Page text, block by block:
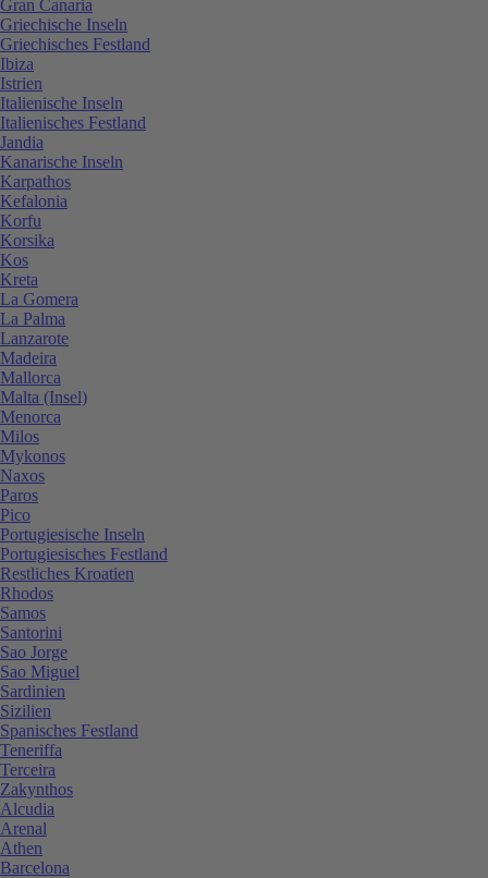
Gran Canaria
Griechische Inseln
Griechisches Festland
Ibiza
Istrien
Italienische Inseln
Italienisches Festland
Jandia
Kanarische Inseln
Karpathos
Kefalonia
Korfu
Korsika
Kos
Kreta
La Gomera
La Palma
Lanzarote
Madeira
Mallorca
Malta (Insel)
Menorca
Milos
Mykonos
Naxos
Paros
Pico
Portugiesische Inseln
Portugiesisches Festland
Restliches Kroatien
Rhodos
Samos
Santorini
Sao Jorge
Sao Miguel
Sardinien
Sizilien
Spanisches Festland
Teneriffa
Terceira
Zakynthos
Alcudia
Arenal
Athen
Barcelona